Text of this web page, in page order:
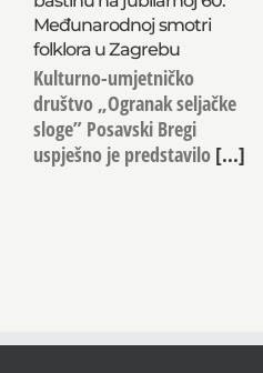
Međunarodnoj smotri
folklora u Zagrebu
Kulturno-umjetničko
društvo „Ogranak seljačke
sloge” Posavski Bregi
uspješno je predstavilo[...]